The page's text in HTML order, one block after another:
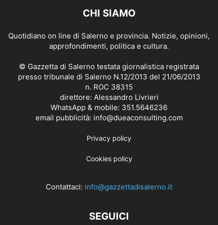
CHI SIAMO
Quotidiano on line di Salerno e provincia. Notizie, opinioni,
approfondimenti, politica e cultura.
© Gazzetta di Salerno testata giornalistica registrata
presso tribunale di Salerno N.12/2013 del 21/06/2013
n. ROC 38315
direttore: Alessandro Livrieri
WhatsApp & mobile: 351.5646236
email pubblicità: info@dueaconsulting.com
Privacy policy
Cookies policy
Contattaci: info@gazzettadisalerno.it
SEGUICI